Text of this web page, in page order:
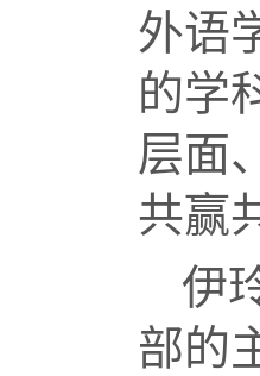
外语
的学
层面
共赢
伊
部的